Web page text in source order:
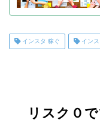
インスタ 稼ぐ インス
リスク０